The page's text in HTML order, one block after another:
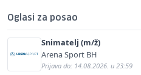
Oglasi za posao
Snimatelj (m/ž)
Arena Sport BH
Prijava do: 14.08.2026. u 23:59